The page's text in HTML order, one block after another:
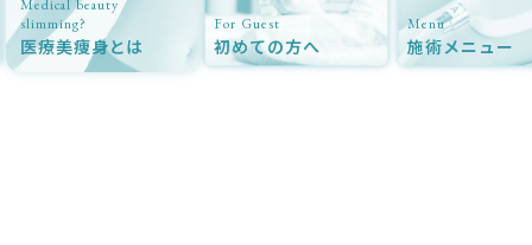
とは 初めての方へ 施術メニュー 症